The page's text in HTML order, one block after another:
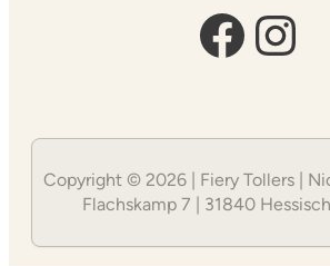
Facebook Instagram
Copyright © 2026 | Fiery Tollers |
Flachskamp 7 | 31840